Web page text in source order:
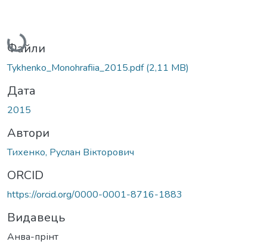
Вантажиться...
Файли
Tykhenko_Monohrafiia_2015.pdf(2,11 MB)
Дата
2015
Автори
Тихенко, Руслан Вікторович
ORCID
https://orcid.org/0000-0001-8716-1883
Видавець
Анва-прінт